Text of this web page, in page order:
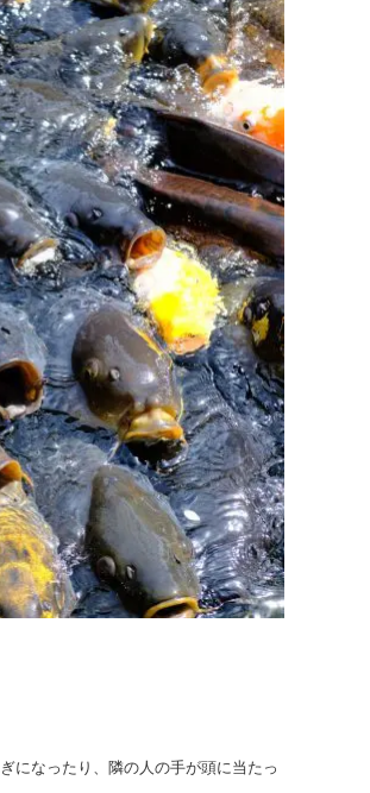
になったり、隣の人の手が頭に当たっ